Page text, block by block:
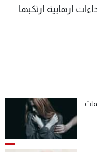
ارهابية ارتكبها